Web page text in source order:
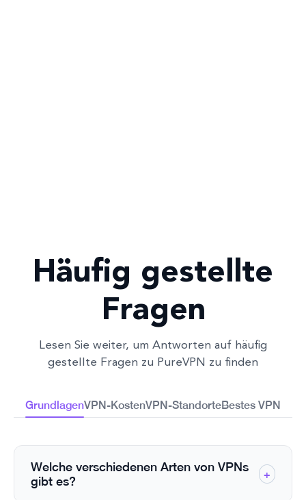
Häufig gestellte
Fragen
Lesen Sie weiter, um Antworten auf häufig
gestellte Fragen zu PureVPN zu finden
GrundlagenVPN-KostenVPN-StandorteBestes VPN
Welche verschiedenen Arten von VPNs
gibt es?
+